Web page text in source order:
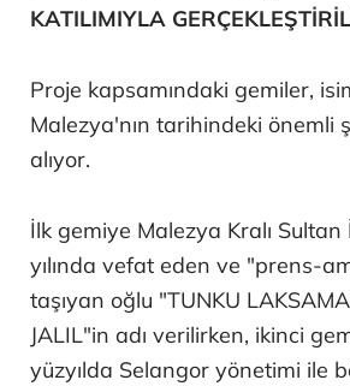
KATILIMIYLA
Proje kapsamındaki gemiler,
Malezya'nın tarihindeki önemli
alıyor.
İlk gemiye Malezya Kralı
yılında vefat eden ve "prens-
taşıyan oğlu "TUNKU
JALIL"in adı verilirken, ikinci
yüzyılda Selangor yönetimi ile